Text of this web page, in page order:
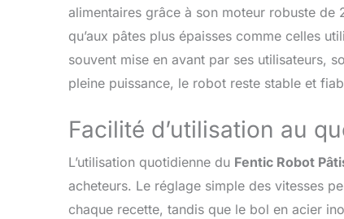
et nets.
contre
alimentaires grâce à son moteur robuste
qu’aux pâtes plus épaisses comme celles
souvent mise en avant par ses utilisateurs,
pleine puissance, le robot reste stable et
Facilité d’utilisation au
L’utilisation quotidienne du Fentic Robot
acheteurs. Le réglage simple des vitesses
chaque recette, tandis que le bol en acier